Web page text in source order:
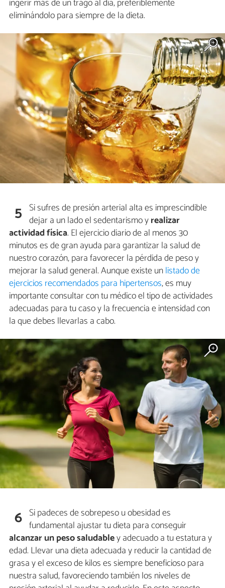
ingerir más de un trago al día, preferiblemente
eliminándolo para siempre de la dieta.
5 Si sufres de presión arterial alta es imprescindible
dejar a un lado el sedentarismo yrealizar
actividad física. El ejercicio diario de al menos 30
minutos es de gran ayuda para garantizar la salud de
nuestro corazón, para favorecer la pérdida de peso y
mejorar la salud general. Aunque existe unlistado de
ejercicios recomendados para hipertensos, es muy
importante consultar con tu médico el tipo de actividades
adecuadas para tu caso y la frecuencia e intensidad con
la que debes llevarlas a cabo.
6 Si padeces de sobrepeso u obesidad es
fundamental ajustar tu dieta para conseguir
alcanzar un peso saludabley adecuado a tu estatura y
edad. Llevar una dieta adecuada y reducir la cantidad de
grasa y el exceso de kilos es siempre beneficioso para
nuestra salud, favoreciendo también los niveles de